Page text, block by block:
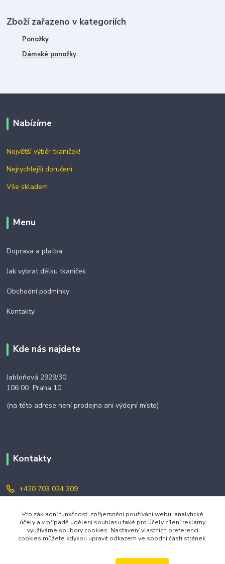
Zboží zařazeno v kategoriích
Ponožky
Dámské ponožky
Nabízíme
Největší výběr tkaniček!
Nejrychlejší doručení
Vše skladem
Menu
Doprava a platba
Jak vybrat délku tkaniček
Obchodní podmínky
Kontakty
Kde nás najdete
Jabloňová 2929/30
106 00 Praha 10
(na této adrese není prodejna ani výdejní místo)
Kontakty
+420 703 024 309
objednavky@zavazuj.cz
Pro základní funkčnost, zpříjemnění používání webu, analytické
účely a v případě udělení souhlasu také pro účely cílení reklamy
využíváme soubory cookies. Nastavení vlastních preferencí
cookies můžete kdykoli upravit odkazem ve spodní části stránek.